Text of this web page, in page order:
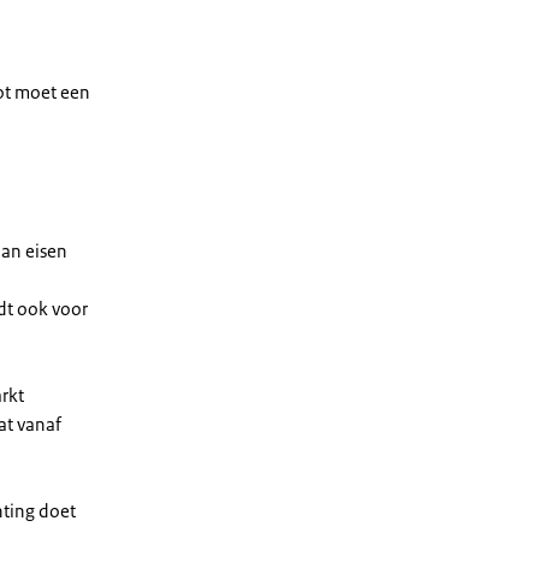
moet een
eisen
ook voor
vanaf
doet